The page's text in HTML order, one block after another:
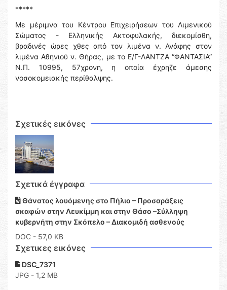
*****
Με μέριμνα του Κέντρου Επιχειρήσεων του Λιμενικού
Σώματος - Ελληνικής Ακτοφυλακής, διεκομίσθη,
βραδινές ώρες χθες από τον λιμένα ν. Ανάφης στον
λιμένα Αθηνιού ν. Θήρας, με το Ε/Γ-ΛΑΝΤΖΑ “ΦΑΝΤΑΣΙΑ”
Ν.Π. 10995, 57χρονη, η οποία έχρηζε άμεσης
νοσοκομειακής περίθαλψης.
Σχετικές εικόνες
Σχετικά έγγραφα
Θάνατος λουόμενης στο Πήλιο – Προσαράξεις
σκαφών στην Λευκίμμη και στην Θάσο –Σύλληψη
κυβερνήτη στην Σκόπελο – Διακομιδή ασθενούς
DOC - 57,0 KB
Σχετικες εικόνες
DSC_7371
JPG - 1,2 MB